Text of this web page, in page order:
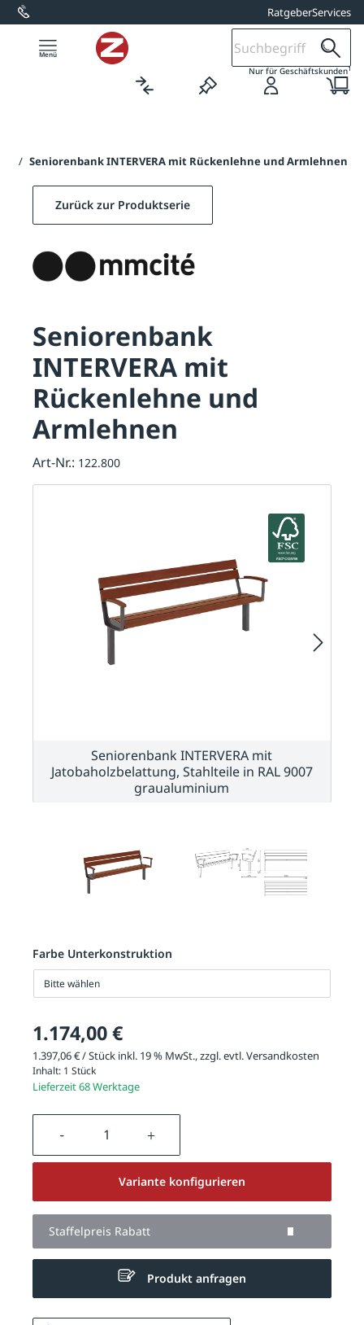
springen RatgeberServices
Nur für Geschäftskunden1
/ Seniorenbank INTERVERA mit Rückenlehne und Armlehnen
Farbe Unterkonstruktion
Bitte wählen
1.174,00 €
1.397,06 € / Stück inkl. 19 % MwSt., zzgl. evtl.Versandkosten
Inhalt: 1 Stück
Lieferzeit 68 Werktage
Produkt Anzahl: Gib den
Variante konfigurieren
Staffelpreis Rabatt
Produkt anfragen
Zurück zur Produktserie
Seniorenbank
INTERVERA mit
Rückenlehne und
Armlehnen
Art-Nr.: 122.800
Seniorenbank INTERVERA mit
Jatobaholzbelattung, Stahlteile in RAL 9007
graualuminium